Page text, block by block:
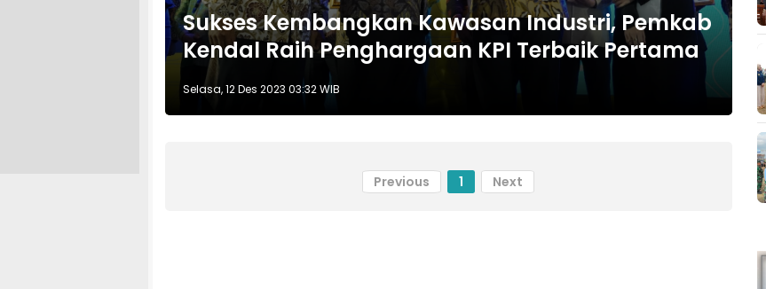
Sukses Kembangkan Kawasan Industri, Pemkab
Kendal Raih Penghargaan KPI Terbaik Pertama
Selasa, 12 Des 2023 03:32 WIB
Previous 1 Next